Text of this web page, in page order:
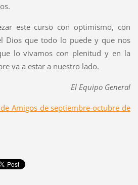
este curso con optimismo, con
Dios que todo lo puede y que nos
lo vivamos con plenitud y en la
va a estar a nuestro lado.
El Equipo General
Amigos de septiembre-octubre de